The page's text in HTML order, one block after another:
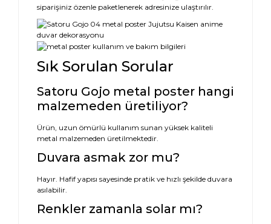
siparişiniz özenle paketlenerek adresinize ulaştırılır.
Sık Sorulan Sorular
Satoru Gojo metal poster hangi
malzemeden üretiliyor?
Ürün, uzun ömürlü kullanım sunan yüksek kaliteli
metal malzemeden üretilmektedir.
Duvara asmak zor mu?
Hayır. Hafif yapısı sayesinde pratik ve hızlı şekilde duvara
asılabilir.
Renkler zamanla solar mı?